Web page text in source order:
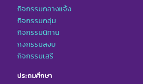
กิจกรรมกลางแจ้ง
กิจกรรมกลุ่ม
กิจกรรมนิทาน
กิจกรรมสงบ
กิจกรรมเสรี
ประถมศึกษา